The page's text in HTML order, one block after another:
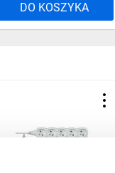
DO KOSZYKA